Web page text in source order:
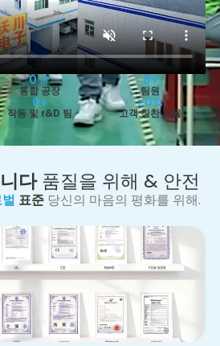
통합 공장
0 ㎡
팀원
0+
작동 및 r&D 팀
0+
고객 칭찬 요율
≥0%
다품질을 위해 & 안전
표준당신의 마음의 평화를 위해.